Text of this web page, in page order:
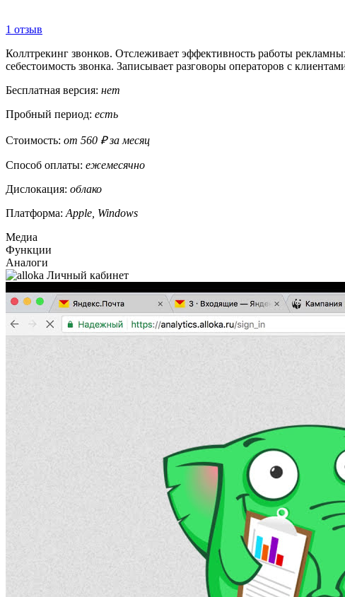
1 отзыв
Коллтрекинг звонков. Отслеживает эффективность работы
себестоимость звонка. Записывает разговоры операторов с
Бесплатная версия: нет
Пробный период: есть
Стоимость: от 560 ₽ за месяц
Способ оплаты: ежемесячно
Дислокация: облако
Платформа: Apple, Windows
Медиа
Функции
Аналоги